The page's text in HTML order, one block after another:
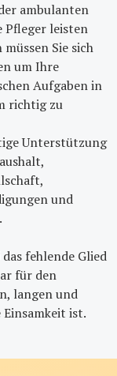
ambulanten
Pfleger leisten
Sie sich
um Ihre
Aufgaben in
richtig zu
Unterstützung
und
fehlende Glied
für den
langen und
Einsamkeit ist.